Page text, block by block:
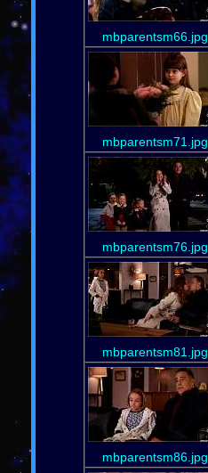
mbparentsm66.jpg
mbparentsm71.jpg
mbparentsm76.jpg
mbparentsm81.jpg
mbparentsm86.jpg